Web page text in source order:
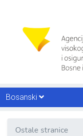
Bosanski
Ostale stranice